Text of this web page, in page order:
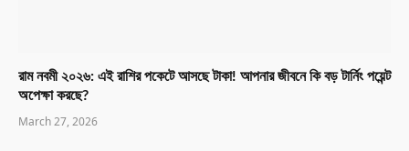
রাম নবমী ২০২৬: এই রাশির পকেটে আসছে টাকা! আপনার জীবনে কি বড় টার্নিং পয়েন্ট
অপেক্ষা করছে?
March 27, 2026